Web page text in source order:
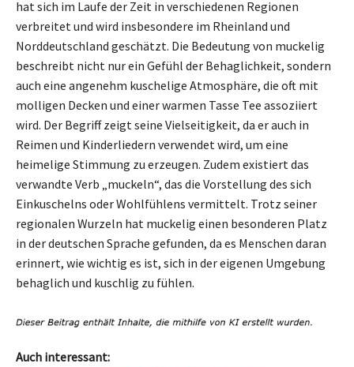
hat sich im Laufe der Zeit in verschiedenen Regionen
verbreitet und wird insbesondere im Rheinland und
Norddeutschland geschätzt. Die Bedeutung von muckelig
beschreibt nicht nur ein Gefühl der Behaglichkeit, sondern
auch eine angenehm kuschelige Atmosphäre, die oft mit
molligen Decken und einer warmen Tasse Tee assoziiert
wird. Der Begriff zeigt seine Vielseitigkeit, da er auch in
Reimen und Kinderliedern verwendet wird, um eine
heimelige Stimmung zu erzeugen. Zudem existiert das
verwandte Verb „muckeln“, das die Vorstellung des sich
Einkuschelns oder Wohlfühlens vermittelt. Trotz seiner
regionalen Wurzeln hat muckelig einen besonderen Platz
in der deutschen Sprache gefunden, da es Menschen daran
erinnert, wie wichtig es ist, sich in der eigenen Umgebung
behaglich und kuschlig zu fühlen.
Auch interessant: